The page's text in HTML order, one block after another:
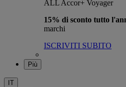
ALL Accor+ Voyager
15% di sconto tutto
marchi
ISCRIVITI SUBITO
Più
IT